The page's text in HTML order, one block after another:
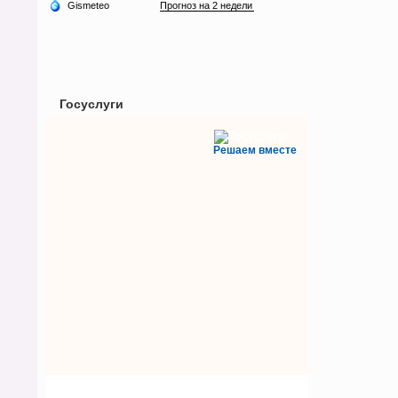
Госуслуги
Решаем вместе